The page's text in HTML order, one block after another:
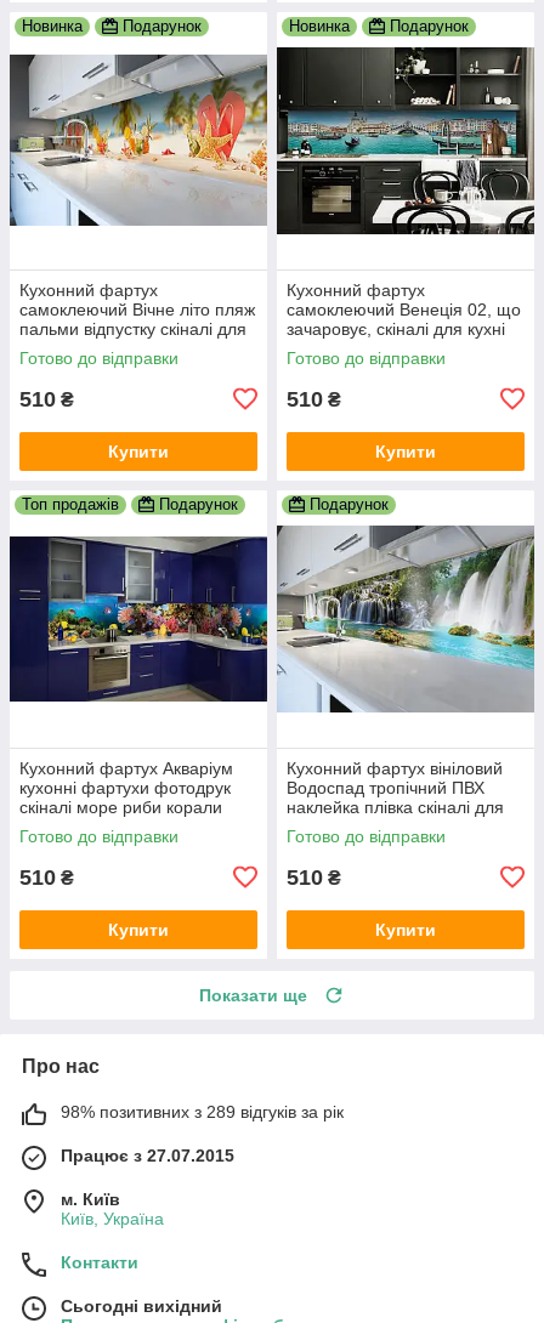
Новинка Подарунок
Кухонний фартух
самоклеючий Вічне літо пляж
пальми відпустку скіналі для
кухні наклейка ПВХ беж
600х2000 мм
Готово до відправки
510 ₴
Купити
Новинка Подарунок
Кухонний фартух
самоклеючий Венеція 02, що
зачаровує, скіналі для кухні
наклейка ПВХ гондоли
600х2000 мм
Готово до відправки
510 ₴
Купити
Топ продажів Подарунок
Кухонний фартух Акваріум
кухонні фартухи фотодрук
скіналі море риби корали
600х2000 мм
Готово до відправки
510 ₴
Купити
Подарунок
Кухонний фартух вініловий
Водоспад тропічний ПВХ
наклейка плівка скіналі для
кухні блакитний 600х2000 мм
Готово до відправки
510 ₴
Купити
Показати ще
Про нас
98% позитивних з 289 відгуків за рік
Працює з 27.07.2015
м. Київ
Київ, Україна
Контакти
Сьогодні вихідний